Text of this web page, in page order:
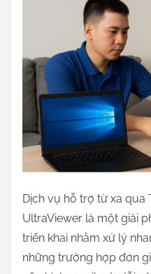
t
t
o
n
:
Dịch vụ hỗ trợ từ xa qua
UltraViewer là một giải
triển khai nhằm xử lý
những trường hợp đơn